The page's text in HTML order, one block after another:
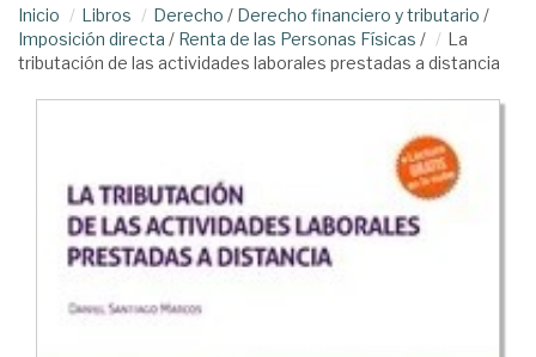
Inicio Libros Derecho / Derecho financiero y tributario /
Imposición directa / Renta de las Personas Físicas /
La
tributación de las actividades laborales prestadas a distancia